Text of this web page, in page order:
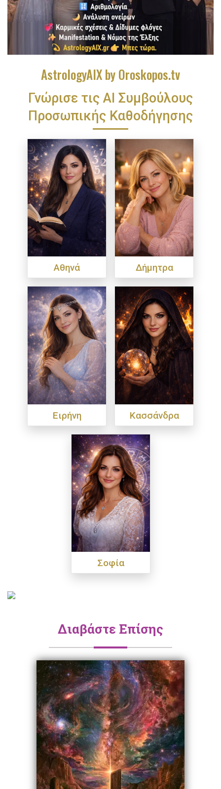
AstrologyAIX by Oroskopos.tv
Γνώρισε τις ΑΙ Συμβούλους
Προσωπικής Καθοδήγησης
Αθηνά Δήμητρα
Ειρήνη Κασσάνδρα
Σοφία
Διαβάστε Επίσης